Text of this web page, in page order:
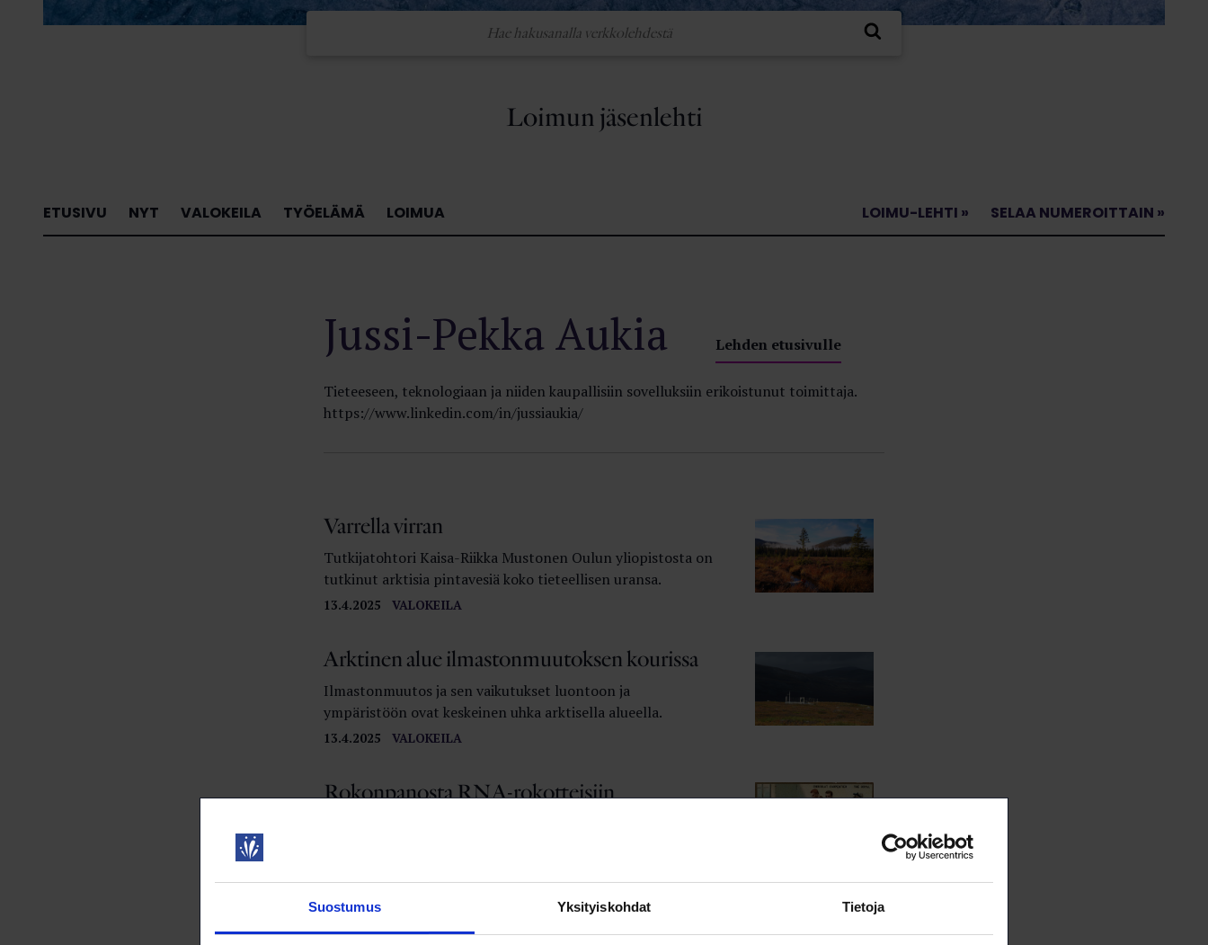
Suostumus Yksityiskohdat Tietoja
Loimun jäsenlehti
ETUSIVU NYT VALOKEILA TYÖELÄMÄ LOIMUA LOIMU-LEHTI » SELAA NUMEROITTAIN »
Jussi-Pekka Aukia Lehden etusivulle
Tieteeseen, teknologiaan ja niiden kaupallisiin sovelluksiin erikoistunut toimittaja.
https://www.linkedin.com/in/jussiaukia/
13.4.2025 VALOKEILA
Varrella virran
Tutkijatohtori Kaisa-Riikka Mustonen Oulun yliopistosta on
tutkinut arktisia pintavesiä koko tieteellisen uransa.
13.4.2025 VALOKEILA
Arktinen alue ilmastonmuutoksen kourissa
Ilmastonmuutos ja sen vaikutukset luontoon ja
ympäristöön ovat keskeinen uhka arktisella alueella.
Rokonpanosta RNA-rokotteisiin
Kilpisjärvellä tutkitaan nyt myös hiilitasetta